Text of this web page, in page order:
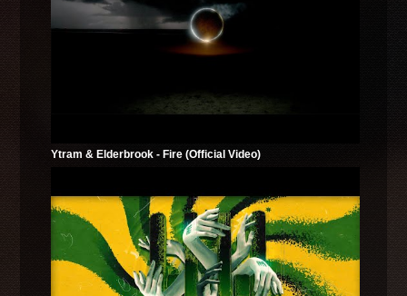
Ytram & Elderbrook - Fire (Official Video)